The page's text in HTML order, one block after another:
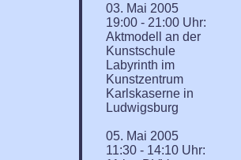
03. Mai 2005
19:00 - 21:00 Uhr:
Aktmodell an der
Kunstschule
Labyrinth im
Kunstzentrum
Karlskaserne in
Ludwigsburg
05. Mai 2005
11:30 - 14:10 Uhr: